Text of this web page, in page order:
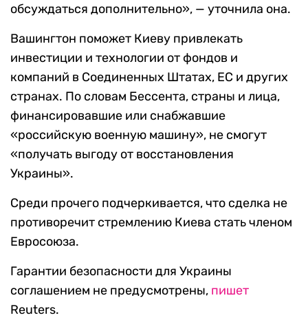
обсуждаться дополнительно», — уточнила она.
Вашингтон поможет Киеву привлекать
инвестиции и технологии от фондов и
компаний в Соединенных Штатах, ЕС и других
странах. По словам Бессента, страны и лица,
финансировавшие или снабжавшие
«российскую военную машину», не смогут
«получать выгоду от восстановления
Украины».
Среди прочего подчеркивается, что сделка не
противоречит стремлению Киева стать членом
Евросоюза.
Гарантии безопасности для Украины
соглашением не предусмотрены, пишет
Reuters.